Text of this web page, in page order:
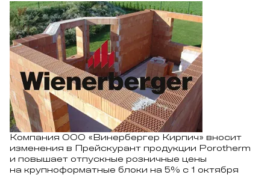
Компания ООО «Винербергер Кирпич» вносит
изменения в Прейскурант продукции Porotherm
и повышает отпускные розничные цены
на крупноформатные блоки на 5% с 1 октября